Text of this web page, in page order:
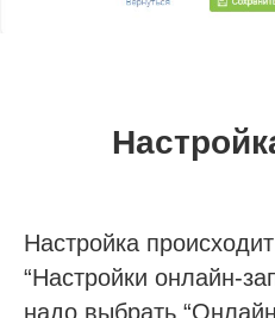
Настройка
“Настройки онлайн-
надо выбрать
Если у вас есть
пожалуйста оставьте
материалы и откроет доступ к
презентацию по автоматизации
стоматологии с МИС SQNS